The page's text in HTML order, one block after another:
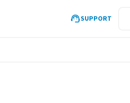
SUPPORT